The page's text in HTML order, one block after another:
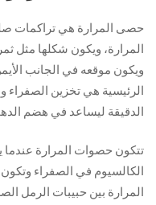
حصى المرارة هي تراكمات
المرارة، ويكون شكلها مثل
ويكون موقعه في الجانب
الرئيسية هي تخزين الصفراء
الدقيقة ليساعد في هضم
تتكون حصوات المرارة عندما
الكالسيوم في الصفراء
المرارة بين حبيبات الرمل